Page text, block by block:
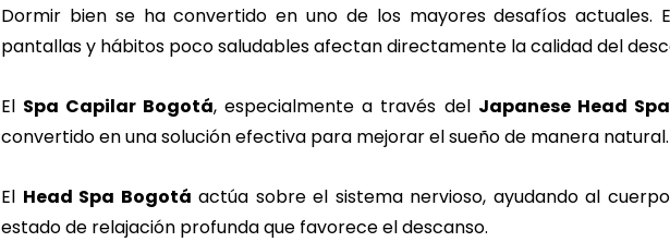
Dormir bien se ha convertido en uno de los mayores desafíos actuales.
pantallas y hábitos poco saludables afectan directamente la calidad del
El Spa Capilar Bogotá, especialmente a través del Japanese Head
convertido en una solución efectiva para mejorar el sueño de manera natural.
El Head Spa Bogotá actúa sobre el sistema nervioso, ayudando al
estado de relajación profunda que favorece el descanso.